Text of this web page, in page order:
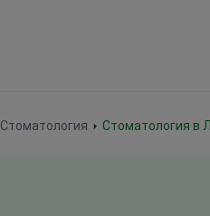
Стоматология Стоматология в